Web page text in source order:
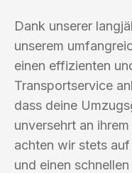
Dank unserer
unserem
einen effizienten
Transportservice
dass deine
unversehrt an
achten wir stets
und einen